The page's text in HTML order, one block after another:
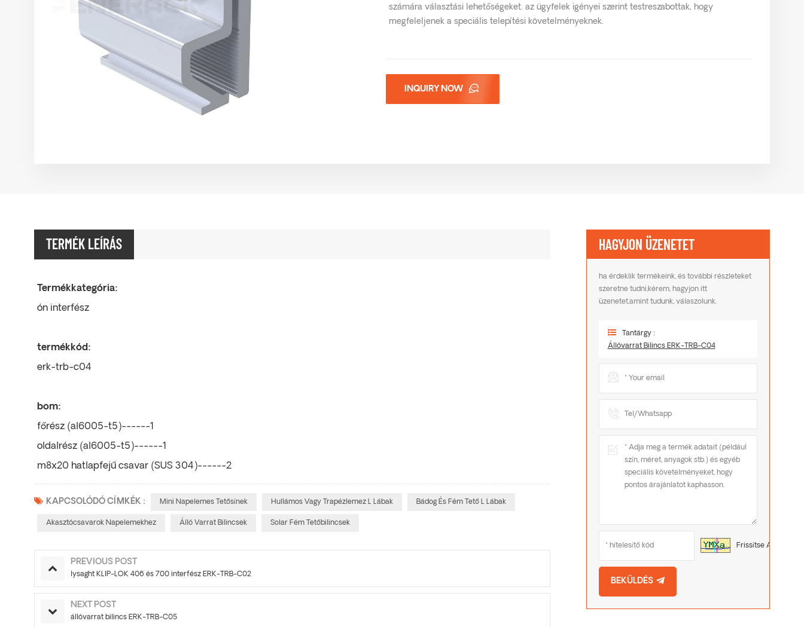
számára választási lehetőségeket. az ügyfelek igényei szerint testreszabottak, hogy
megfeleljenek a speciális telepítési követelményeknek.
INQUIRY NOW
TERMÉK LEÍRÁS
Termékkategória:
ón interfész
termékkód:
erk-trb-c04
bom:
főrész (al6005-t5)------1
oldalrész (al6005-t5)------1
m8x20 hatlapfejű csavar (SUS 304)------2
KAPCSOLÓDÓ CÍMKÉK : Mini Napelemes Tetősínek Hullámos Vagy Trapézlemez L Lábak Bádog És Fém Tető L Lábak
Akasztócsavarok Napelemekhez Álló Varrat Bilincsek Solar Fém Tetőbilincsek
PREVIOUS POST
lysaght KLIP-LOK 406 és 700 interfész ERK-TRB-C02
NEXT POST
állóvarrat bilincs ERK-TRB-C05
HAGYJON ÜZENETET
ha érdeklik termékeink, és további részleteket
szeretne tudni,kérem, hagyjon itt
üzenetet,amint tudunk, válaszolunk.
Tantárgy :
Állóvarrat Bilincs ERK-TRB-C04
Frissítse A Képet
BEKÜLDÉS